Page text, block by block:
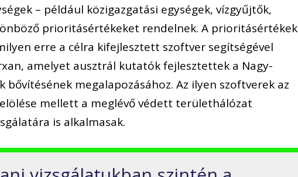
– például közigazgatási egységek, vízgyűjtők,
prioritásértékeket rendelnek. A prioritásértékek
erre a célra kifejlesztett szoftver segítségével
amelyet ausztrál kutatók fejlesztettek a Nagy-
bővítésének megalapozásához. Az ilyen szoftverek az
mellett a meglévő védett területhálózat
is alkalmasak.